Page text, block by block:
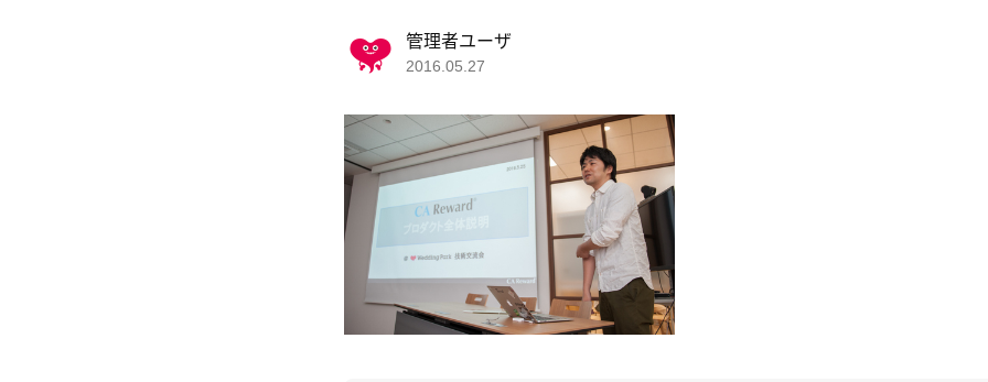
管理者ユーザ
2016.05.27